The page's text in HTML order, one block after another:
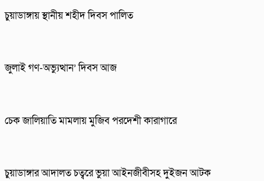
চুয়াডাঙ্গায় স্থানীয় শহীদ দিবস পা‌লিত
জুলাই গণ-অভ্যুত্থান’ দিবস আজ
চেক জালিয়াতি মামলায় মুজিব পরদেশী কারাগারে
চুয়াডাঙ্গার আদালত চত্বরে ভুয়া আইনজীবীসহ দুইজন আটক